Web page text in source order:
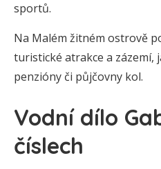
sportů.
Na Malém žitném ostrově
turistické atrakce a zázemí,
penzióny či půjčovny kol.
Vodní dílo
číslech